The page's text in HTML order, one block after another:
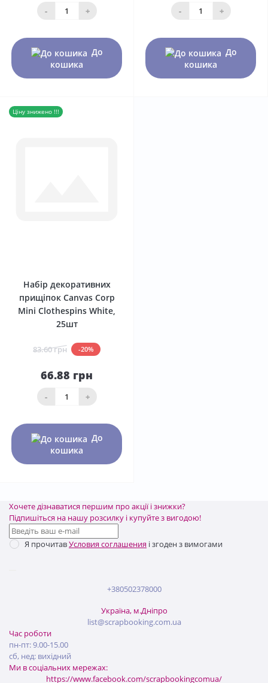
- +
До
кошика
- +
До
кошика
Ціну знижено !!!
Набір декоративних
прищіпок Canvas Corp
Mini Clothespins White,
25шт
83.60 грн -20%
66.88 грн
- +
До
кошика
Хочете дізнаватися першим про акції і знижки?
Підпишіться на нашу розсилку і купуйте з вигодою!
Я прочитавУсловия соглашения і згоден з вимогами
+380502378000
Україна, м.Дніпро
list@scrapbooking.com.ua
Час роботи
пн-пт: 9.00-15.00
сб, нед: вихідний
Ми в соціальних мережах:
https://www.facebook.com/scrapbookingcomua/